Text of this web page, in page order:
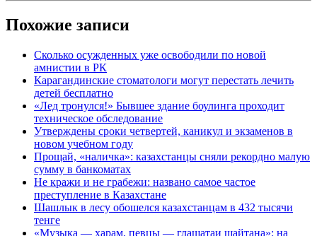
Похожие записи
Сколько осужденных уже освободили по новой
амнистии в РК
Карагандинские стоматологи могут перестать лечить
детей бесплатно
«Лед тронулся!» Бывшее здание боулинга проходит
техническое обследование
Утверждены сроки четвертей, каникул и экзаменов в
новом учебном году
Прощай, «наличка»: казахстанцы сняли рекордно малую
сумму в банкоматах
Не кражи и не грабежи: названо самое частое
преступление в Казахстане
Шашлык в лесу обошелся казахстанцам в 432 тысячи
тенге
«Музыка — харам, певцы — глашатаи шайтана»: на